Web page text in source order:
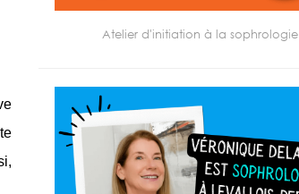
Atelier d'initiation à la sophrologie